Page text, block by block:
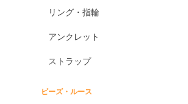
リング・指輪
アンクレット
ストラップ
ビーズ・ルース